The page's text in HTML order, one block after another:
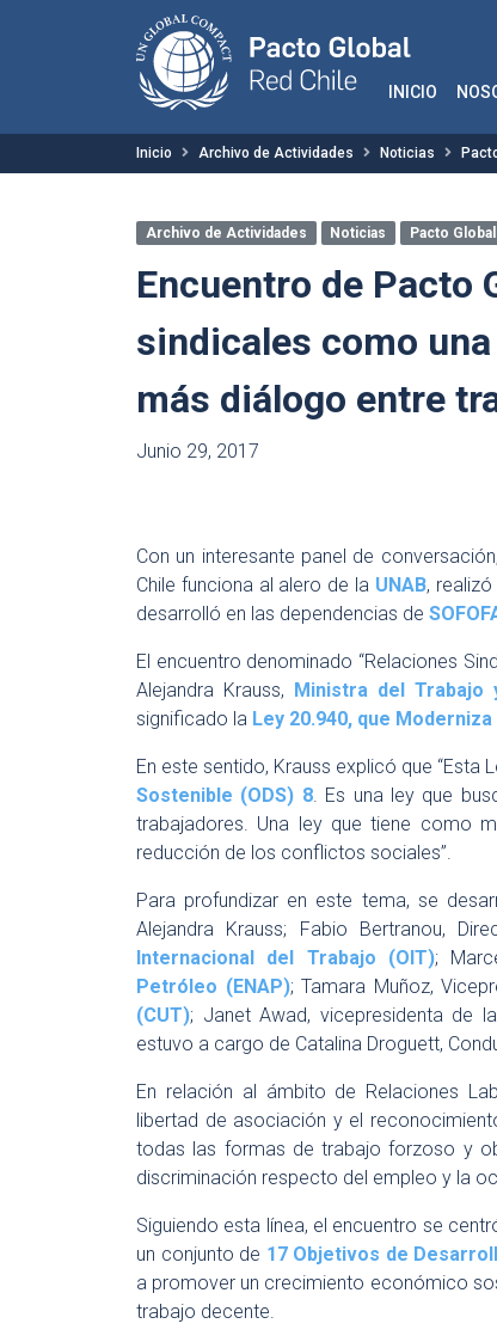
INICIO
Inicio Archivo de Actividades Noticias
Archivo de Actividades Noticias Pacto Global
Encuentro de Pacto
sindicales como
más diálogo entre
Junio 29, 2017
Con un interesante panel de
Chile funciona al alero de la UNAB,
desarrolló en las dependencias de
El encuentro denominado “Relaciones
Alejandra Krauss, Ministra del Trabajo
significado la Ley 20.940, que
En este sentido, Krauss explicó que “Esta
Sostenible (ODS) 8. Es una ley que
trabajadores. Una ley que tiene como
reducción de los conflictos sociales”.
Para profundizar en este tema, se
Alejandra Krauss; Fabio Bertranou,
Internacional del Trabajo (OIT);
Petróleo (ENAP); Tamara Muñoz,
(CUT); Janet Awad, vicepresidenta de la
estuvo a cargo de Catalina Droguett,
En relación al ámbito de Relaciones
libertad de asociación y el
todas las formas de trabajo forzoso y
discriminación respecto del empleo y la
Siguiendo esta línea, el encuentro se
un conjunto de 17 Objetivos de
a promover un crecimiento económico
trabajo decente.